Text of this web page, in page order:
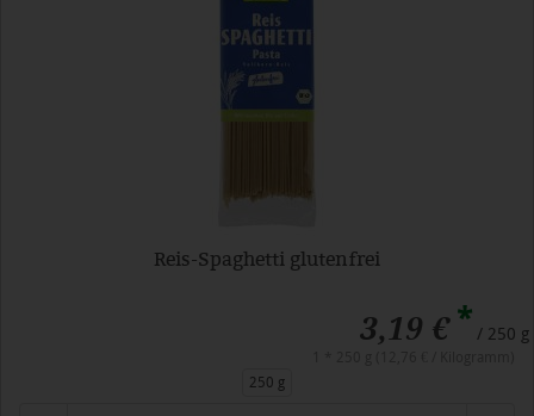
Reis-Spaghetti glutenfrei
3,19 €* / 250 g
250 g